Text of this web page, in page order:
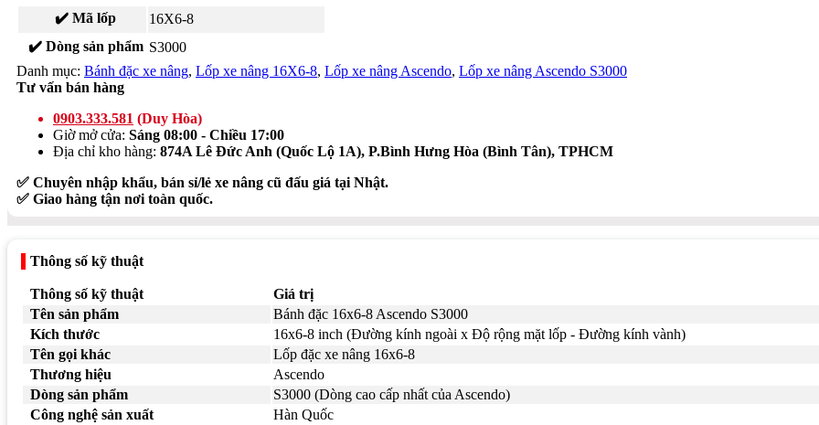
✔️ Mã lốp
16X6-8
✔️ Dòng sản phẩm S3000
Danh mục: Bánh đặc xe nâng, Lốp xe nâng 16X6-8, Lốp xe nâng Ascendo, Lốp xe nâng Ascendo S3000
Tư vấn bán hàng
0903.333.581 (Duy Hòa)
Giờ mở cửa: Sáng 08:00 - Chiều 17:00
Địa chỉ kho hàng: 874A Lê Đức Anh (Quốc Lộ 1A), P.Bình Hưng Hòa (Bình Tân), TPHCM
✅ Chuyên nhập khẩu, bán sỉ/lẻ xe nâng cũ đấu giá tại Nhật.
✅ Giao hàng tận nơi toàn quốc.
Thông số kỹ thuật
Thông số kỹ thuật
Giá trị
Tên sản phẩm
Bánh đặc 16x6-8 Ascendo S3000
Kích thước
16x6-8 inch (Đường kính ngoài x Độ rộng mặt lốp - Đường kính vành)
Tên gọi khác
Lốp đặc xe nâng 16x6-8
Thương hiệu
Ascendo
Dòng sản phẩm
S3000 (Dòng cao cấp nhất của Ascendo)
Công nghệ sản xuất
Hàn Quốc